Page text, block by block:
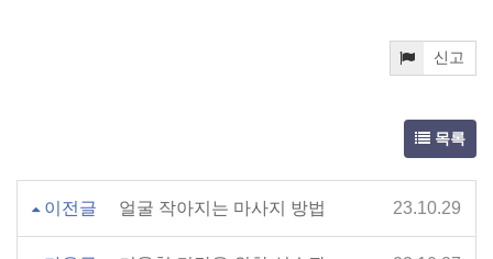
신고
목록
이전글 얼굴 작아지는 마사지 방법 23.10.29